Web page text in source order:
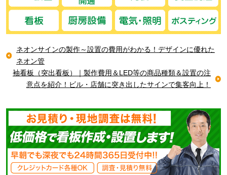
ネオンサインの製作～設置の費用がわかる！デザインに優れた
ネオン管
袖看板（突出看板）｜製作費用＆LED等の商品種類＆設置の注
意点を紹介！ビル・店舗に突き出したサインで集客向上！